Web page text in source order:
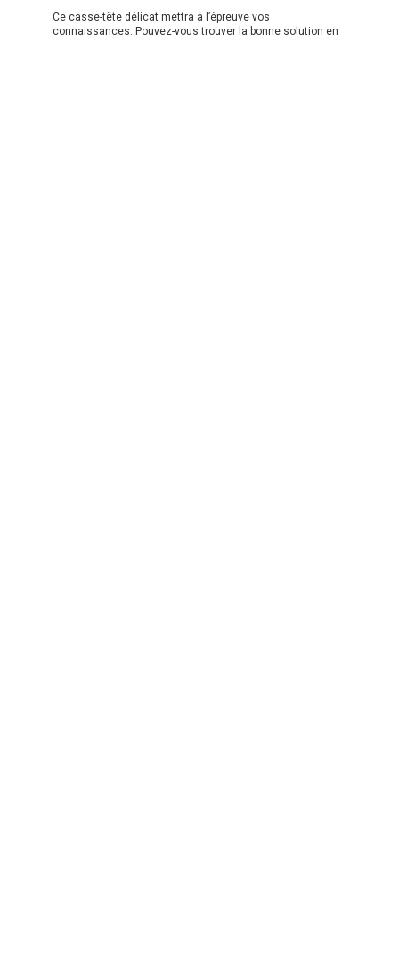
Ce casse-tête délicat mettra à l’épreuve vos
connaissances. Pouvez-vous trouver la bonne solution en